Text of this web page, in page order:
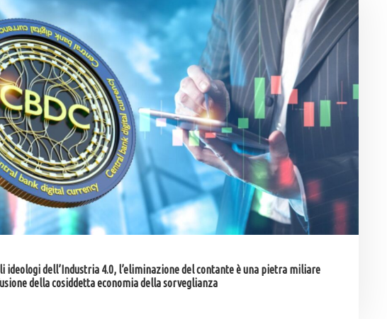
ideologi dell’Industria 4.0, l’eliminazione del contante è una pietra miliare
della cosiddetta economia della sorveglianza